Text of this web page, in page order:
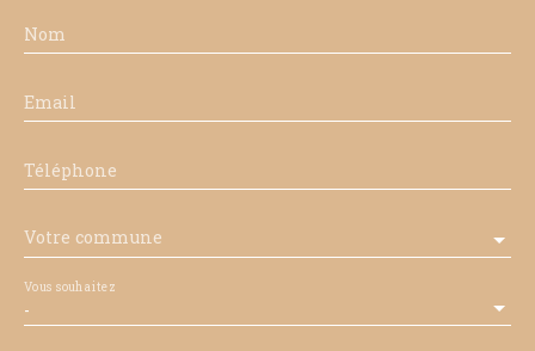
Nom
Email
Téléphone
Votre commune
-
Vous souhaitez